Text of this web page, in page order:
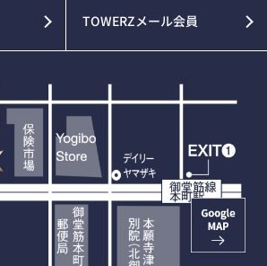
TOWERZメール会員